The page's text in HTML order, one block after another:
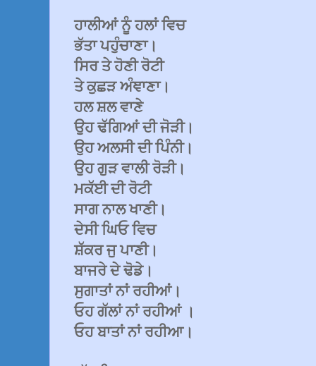
ਹਾਲੀਆਂ ਨੂੰ ਹਲਾਂ ਵਿਚ
ਭੱਤਾ ਪਹੁੰਚਾਣਾ।
ਸਿਰ ਤੇ ਹੋਣੀ ਰੋਟੀ
ਤੇ ਕੁਛੜ ਅੰਞਾਣਾ।
ਹਲ ਸ਼ਲ ਵਾਣੇ
ਉਹ ਢੱਗਿਆਂ ਦੀ ਜੋੜੀ।
ਉਹ ਅਲਸੀ ਦੀ ਪਿੰਨੀ।
ਉਹ ਗੁੜ ਵਾਲੀ ਰੋੜੀ।
ਮਕੱਈ ਦੀ ਰੋਟੀ
ਸਾਗ ਨਾਲ ਖਾਣੀ।
ਦੇਸੀ ਘਿਓ ਵਿਚ
ਸ਼ੱਕਰ ਜੁ ਪਾਣੀ।
ਬਾਜਰੇ ਦੇ ਢੋਡੇ।
ਸੁਗਾਤਾਂ ਨਾਂ ਰਹੀਆਂ।
ਓਹ ਗੱਲਾਂ ਨਾਂ ਰਹੀਆਂ ।
ਓਹ ਬਾਤਾਂ ਨਾਂ ਰਹੀਆ।